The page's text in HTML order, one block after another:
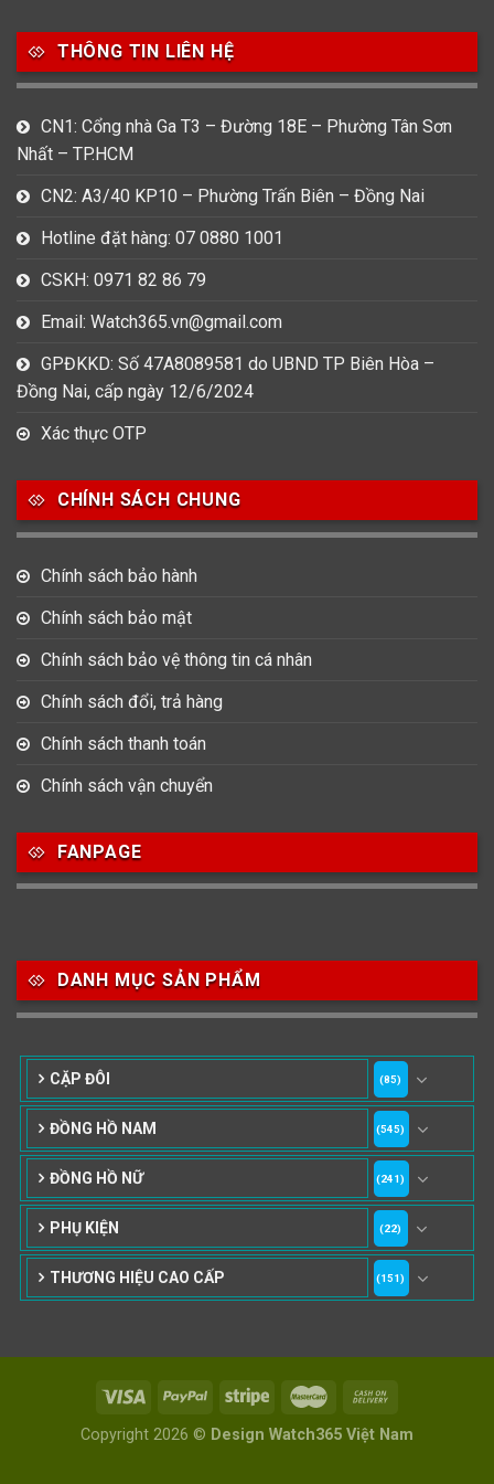
Nam Nữ
Nước sản xuất
Anh Quốc Áo Đức
49 474
Thổ Nhĩ Kỳ Thụy Sỹ
27
Ý
17
Bát Giác Mặt tròn Mặt vuông
15
Chất liệu dây
73
Dây Kim Loại Dây Mess
Size Mặt
107
37-39mm
170
40mm 41mm
42mm 43mm 44-47mm
10
48-52mm
1
THÔNG TIN LIÊN HỆ
CN1: Cổng nhà Ga T3 – Đường 18E – Phường Tân Sơn
Nhất – TP.HCM
CN2: A3/40 KP10 – Phường Trấn Biên – Đồng Nai
Hotline đặt hàng: 07 0880 1001
CSKH: 0971 82 86 79
Email: Watch365.vn@gmail.com
GPĐKKD: Số 47A8089581 do UBND TP Biên Hòa –
Đồng Nai, cấp ngày 12/6/2024
Xác thực OTP
CHÍNH SÁCH CHUNG
Chính sách bảo hành
Chính sách bảo mật
Chính sách bảo vệ thông tin cá nhân
Chính sách đổi, trả hàng
Chính sách thanh toán
Chính sách vận chuyển
FANPAGE
DANH MỤC SẢN PHẨM
CẶP ĐÔI (85)
ĐỒNG HỒ NAM (545)
ĐỒNG HỒ NỮ (241)
PHỤ KIỆN (22)
THƯƠNG HIỆU CAO CẤP (151)
Copyright 2026 © Design Watch365 Việt Nam